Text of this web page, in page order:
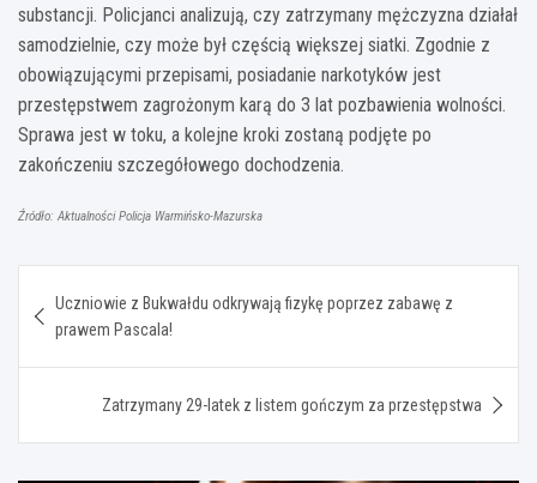
substancji. Policjanci analizują, czy zatrzymany mężczyzna działał
samodzielnie, czy może był częścią większej siatki. Zgodnie z
obowiązującymi przepisami, posiadanie narkotyków jest
przestępstwem zagrożonym karą do 3 lat pozbawienia wolności.
Sprawa jest w toku, a kolejne kroki zostaną podjęte po
zakończeniu szczegółowego dochodzenia.
Źródło: Aktualności Policja Warmińsko-Mazurska
wpisu
Uczniowie z Bukwałdu odkrywają fizykę poprzez zabawę z
prawem Pascala!
Zatrzymany 29-latek z listem gończym za przestępstwa